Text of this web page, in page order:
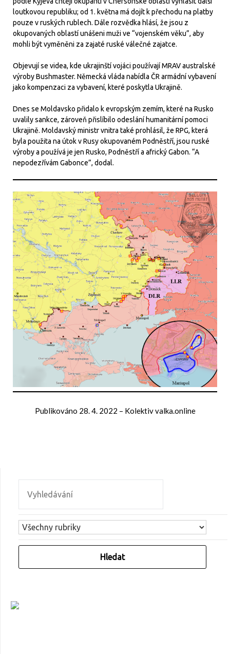
loutkovou republiku; od 1. května má dojít k přechodu na platby
pouze v ruských rublech. Dále rozvědka hlásí, že jsou z
okupovaných oblastí unášeni muži ve “vojenském věku”, aby
mohli být vyměněni za zajaté ruské válečné zajatce.
Objevují se videa, kde ukrajinští vojáci používají MRAV australské
výroby Bushmaster. Německá vláda nabídla ČR armádní vybavení
jako kompenzaci za vybavení, které poskytla Ukrajině.
Dnes se Moldavsko přidalo k evropským zemím, které na Rusko
uvalily sankce, zároveň přislíbilo odeslání humanitární pomoci
Ukrajině. Moldavský ministr vnitra také prohlásil, že RPG, která
byla použita na útok v Rusy okupovaném Podněstří, jsou ruské
výroby a používá je jen Rusko, Podněstří a africký Gabon. “A
nepodezřívám Gabonce”, dodal.
Publikováno 28. 4. 2022 – Kolektiv valka.online